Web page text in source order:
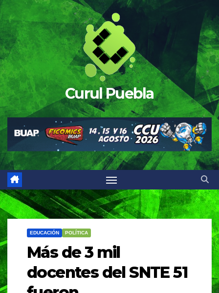
Saltar
al
contenido
Curul Puebla
EDUCACIÓN POLÍTICA
Más de 3 mil
docentes del SNTE 51